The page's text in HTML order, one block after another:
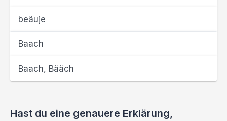
beäuje
Baach
Baach, Bääch
Hast du eine genauere Erklärung,